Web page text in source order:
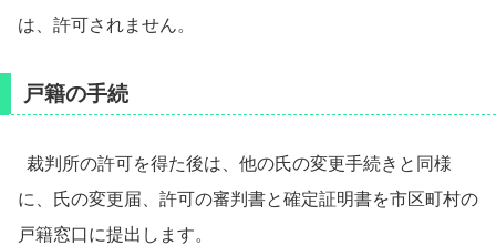
は、許可されません。
戸籍の手続
裁判所の許可を得た後は、他の氏の変更手続きと同様
に、氏の変更届、許可の審判書と確定証明書を市区町村の
戸籍窓口に提出します。